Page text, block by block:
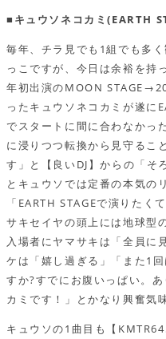
■キュウソネコカミ(EARTH
毎年、チラ見でも1組でも多
っこですが、今日は余裕を持
年初出演のMOON
ったキュウソネコカミが遂に
でスタートに間に合わなかっ
に浸りつつ転換から見守るこ
す」と【良いDJ】からの「そ
とキュウソでは定番の本気の
「EARTH STAGEで演りたく
サキセイヤの頭上には地球型
入場者にヤマサキは「全員に
ケは「嬉し過ぎる」「また1
すか?すでにお腹いっぱい。
カミです！」とかなり興奮気味
キュウソの1曲目も【